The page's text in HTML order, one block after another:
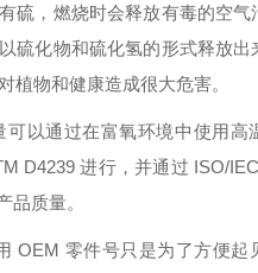
硫，燃烧时会释放有毒的空气
硫化物和硫化氢的形式释放出
植物和健康造成很大危害。
可以通过在富氧环境中使用高
D4239进行，并通过 ISO/
品质量。
OEM 零件号只是为了方便起